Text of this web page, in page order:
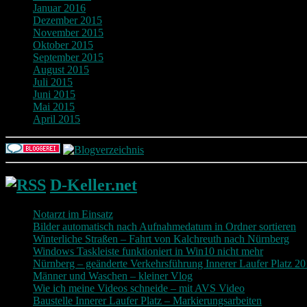
Januar 2016
Dezember 2015
November 2015
Oktober 2015
September 2015
August 2015
Juli 2015
Juni 2015
Mai 2015
April 2015
D-Keller.net
Notarzt im Einsatz
Bilder automatisch nach Aufnahmedatum in Ordner sortieren
Winterliche Straßen – Fahrt von Kalchreuth nach Nürnberg
Windows Taskleiste funktioniert in Win10 nicht mehr
Nürnberg – geänderte Verkehrsführung Innerer Laufer Platz
Männer und Waschen – kleiner Vlog
Wie ich meine Videos schneide – mit AVS Video
Baustelle Innerer Laufer Platz – Markierungsarbeiten